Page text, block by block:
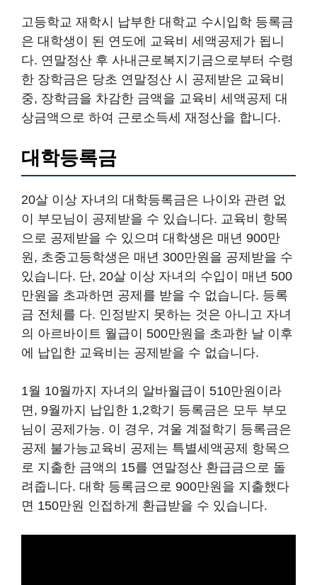
고등학교 재학시 납부한 대학교 수시입학 등록금
은 대학생이 된 연도에 교육비 세액공제가 됩니
다. 연말정산 후 사내근로복지기금으로부터 수령
한 장학금은 당초 연말정산 시 공제받은 교육비
중, 장학금을 차감한 금액을 교육비 세액공제 대
상금액으로 하여 근로소득세 재정산을 합니다.
대학등록금
20살 이상 자녀의 대학등록금은 나이와 관련 없
이 부모님이 공제받을 수 있습니다. 교육비 항목
으로 공제받을 수 있으며 대학생은 매년 900만
원, 초중고등학생은 매년 300만원을 공제받을 수
있습니다. 단, 20살 이상 자녀의 수입이 매년 500
만원을 초과하면 공제를 받을 수 없습니다. 등록
금 전체를 다. 인정받지 못하는 것은 아니고 자녀
의 아르바이트 월급이 500만원을 초과한 날 이후
에 납입한 교육비는 공제받을 수 없습니다.
1월 10월까지 자녀의 알바월급이 510만원이라
면, 9월까지 납입한 1,2학기 등록금은 모두 부모
님이 공제가능. 이 경우, 겨울 계절학기 등록금은
공제 불가능교육비 공제는 특별세액공제 항목으
로 지출한 금액의 15를 연말정산 환급금으로 돌
려줍니다. 대학 등록금으로 900만원을 지출했다
면 150만원 인접하게 환급받을 수 있습니다.